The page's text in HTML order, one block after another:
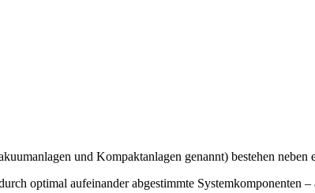
und Kompaktanlagen genannt) bestehen
optimal aufeinander abgestimmte Systemkomponenten